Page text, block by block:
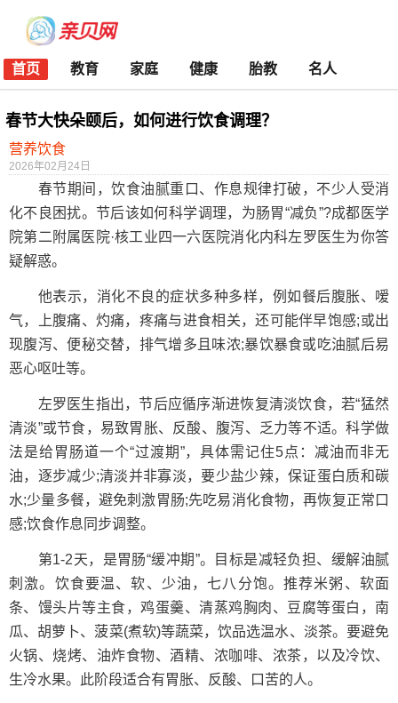
首页 教育 家庭 健康 胎教 名人
春节大快朵颐后，如何进行饮食调理？
营养饮食
2026年02月24日
春节期间，饮食油腻重口、作息规律打破，不少人受消
化不良困扰。节后该如何科学调理，为肠胃“减负”?成都医学
院第二附属医院·核工业四一六医院消化内科左罗医生为你答
疑解惑。
他表示，消化不良的症状多种多样，例如餐后腹胀、嗳
气，上腹痛、灼痛，疼痛与进食相关，还可能伴早饱感;或出
现腹泻、便秘交替，排气增多且味浓;暴饮暴食或吃油腻后易
恶心呕吐等。
左罗医生指出，节后应循序渐进恢复清淡饮食，若“猛然
清淡”或节食，易致胃胀、反酸、腹泻、乏力等不适。科学做
法是给胃肠道一个“过渡期”，具体需记住5点：减油而非无
油，逐步减少;清淡并非寡淡，要少盐少辣，保证蛋白质和碳
水;少量多餐，避免刺激胃肠;先吃易消化食物，再恢复正常口
感;饮食作息同步调整。
第1-2天，是胃肠“缓冲期”。目标是减轻负担、缓解油腻
刺激。饮食要温、软、少油，七八分饱。推荐米粥、软面
条、馒头片等主食，鸡蛋羹、清蒸鸡胸肉、豆腐等蛋白，南
瓜、胡萝卜、菠菜(煮软)等蔬菜，饮品选温水、淡茶。要避免
火锅、烧烤、油炸食物、酒精、浓咖啡、浓茶，以及冷饮、
生冷水果。此阶段适合有胃胀、反酸、口苦的人。